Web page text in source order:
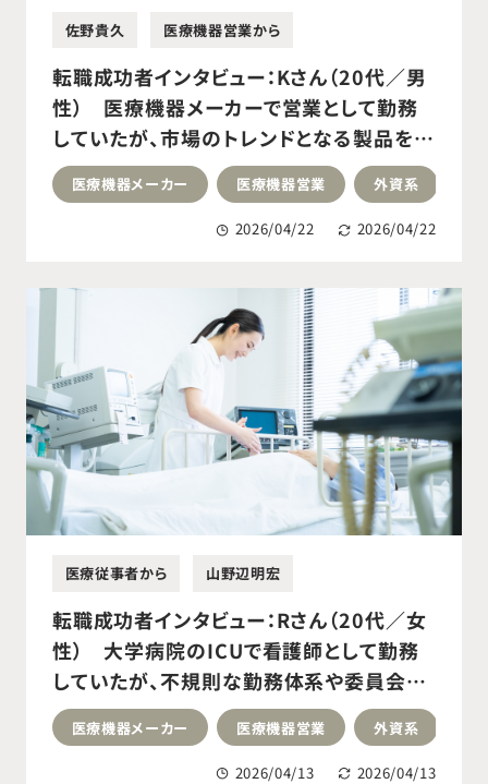
佐野貴久 医療機器営業から
転職成功者インタビュー：Kさん（20代／男
性） 医療機器メーカーで営業として勤務
していたが、市場のトレンドとなる製品を扱
い、市場形成に関わりたいと考えたことをき
っかけに転職活動を開始。医療機器メーカ
ーの営業へ転職成功。
医療機器メーカー 医療機器営業 外資系
2026/04/22 2026/04/22
医療従事者から 山野辺明宏
転職成功者インタビュー：Rさん（20代／女
性） 大学病院のICUで看護師として勤務
していたが、不規則な勤務体系や委員会活
動などの負担をきっかけに転職活動を開
始。医療機器メーカー営業へ転職成功。
医療機器メーカー 医療機器営業 外資系
2026/04/13 2026/04/13